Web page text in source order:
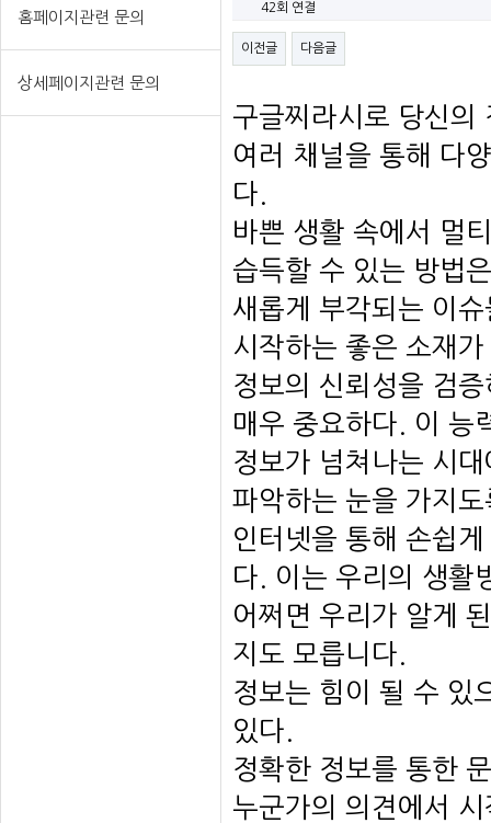
홈페이지관련 문의
상세페이지관련 문의
42회 연결
이전글 다음글
구글찌라시로 당신의
여러 채널을 통해 다
다.
바쁜 생활 속에서 멀
습득할 수 있는 방법
새롭게 부각되는 이
시작하는 좋은 소재
정보의 신뢰성을 검
매우 중요하다. 이 능
정보가 넘쳐나는 시
파악하는 눈을 가지
인터넷을 통해 손쉽
다. 이는 우리의 생활
어쩌면 우리가 알게
지도 모릅니다.
정보는 힘이 될 수 있
있다.
정확한 정보를 통한
누군가의 의견에서